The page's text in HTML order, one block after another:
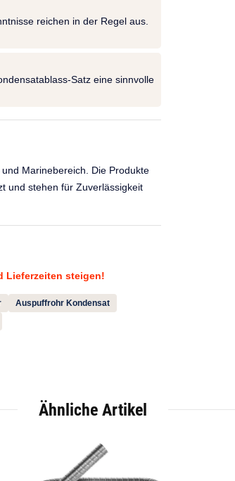
reichen in der Regel aus.
Satz eine sinnvolle
Marinebereich. Die Produkte
und stehen für Zuverlässigkeit
Lieferzeiten steigen!
Auspuffrohr Kondensat
Ähnliche Artikel